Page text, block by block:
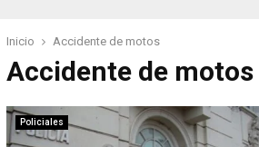
Inicio Accidente de motos
Accidente de motos
Policiales